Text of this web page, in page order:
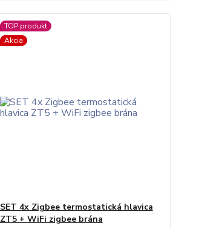
TOP produkt
Akcia
SET 4x Zigbee termostatická hlavica
ZT5 + WiFi zigbee brána